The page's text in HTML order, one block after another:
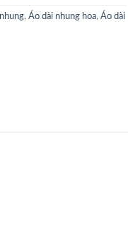
, Áo dài nhung hoa, Áo dài